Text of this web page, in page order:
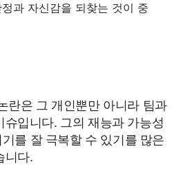
과 자신감을 되찾는 것이 중
란은 그 개인뿐만 아니라 팀과
입니다. 그의 재능과 가능성
를 잘 극복할 수 있기를 많은
니다.